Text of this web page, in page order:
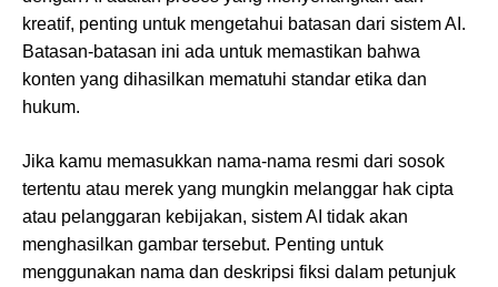
kreatif, penting untuk mengetahui batasan dari sistem AI.
Batasan-batasan ini ada untuk memastikan bahwa
konten yang dihasilkan mematuhi standar etika dan
hukum.
Jika kamu memasukkan nama-nama resmi dari sosok
tertentu atau merek yang mungkin melanggar hak cipta
atau pelanggaran kebijakan, sistem AI tidak akan
menghasilkan gambar tersebut. Penting untuk
menggunakan nama dan deskripsi fiksi dalam petunjuk